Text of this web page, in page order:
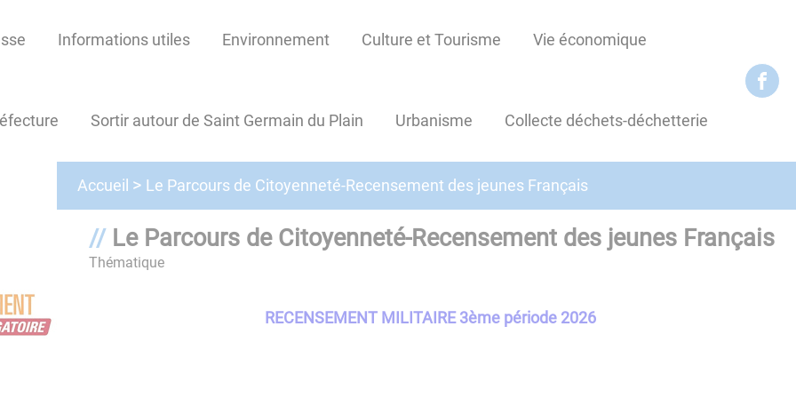
Informations utiles Environnement Culture et Tourisme Vie économique
Sortir autour de Saint Germain du Plain Urbanisme Collecte déchets-déchetterie
Accueil Le Parcours de Citoyenneté-Recensement des jeunes Français
Le Parcours de Citoyenneté-Recensement des jeunes Français
Thématique
RECENSEMENT MILITAIRE 3ème période 2026